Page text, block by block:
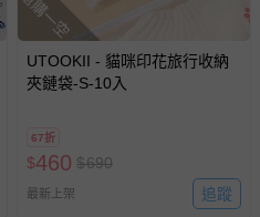
搶購一空
UTOOKII - 貓咪印花旅行收納
夾鏈袋-S-10入
67折
$460 $690
最新上架 追蹤